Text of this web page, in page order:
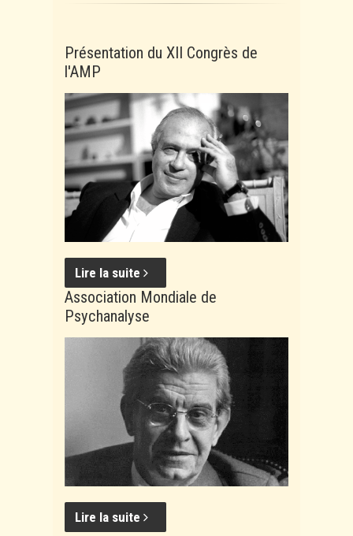
Présentation du XII Congrès de
l'AMP
Lire la suite
Association Mondiale de
Psychanalyse
Lire la suite